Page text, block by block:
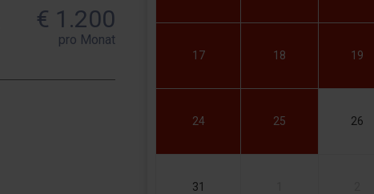
€ 1.200
pro Monat
17 18 19
24 25 26
31